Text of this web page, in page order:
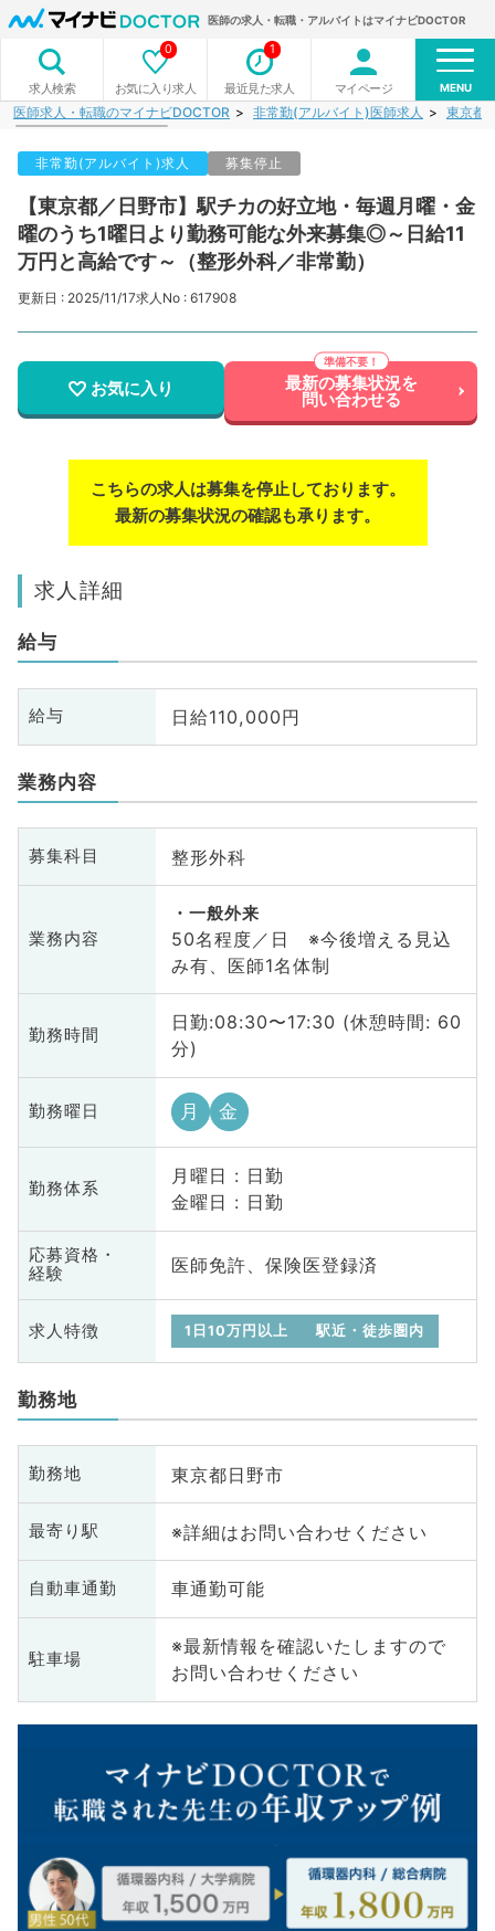
医師の求人・転職・アルバイトはマイナビDOCTOR
求人検索 お気に入り求人
0
最近見た求人
1
マイページ MENU
医師求人・転職のマイナビDOCTOR 非常勤(アルバイト)医師求人 東京都
非常勤(アルバイト)求人 募集停止
【東京都／日野市】駅チカの好立地・毎週月曜・金
曜のうち1曜日より勤務可能な外来募集◎～日給11
万円と高給です～（整形外科／非常勤）
更新日 : 2025/11/17求人No : 617908
お気に入り 最新の募集状況を
問い合わせる
こちらの求人は募集を停止しております。
最新の募集状況の確認も承ります。
求人詳細
給与
給与 日給110,000円
業務内容
募集科目 整形外科
業務内容
一般外来
50名程度／日 ※今後増える見込
み有、医師1名体制
勤務時間
日勤:08:30〜17:30 (休憩時間: 60
分)
勤務曜日 月 金
勤務体系
月曜日 : 日勤
金曜日 : 日勤
応募資格・
経験
医師免許、保険医登録済
求人特徴 1日10万円以上 駅近・徒歩圏内
勤務地
勤務地 東京都日野市
最寄り駅 ※詳細はお問い合わせください
自動車通勤 車通勤可能
駐車場
※最新情報を確認いたしますので
お問い合わせください